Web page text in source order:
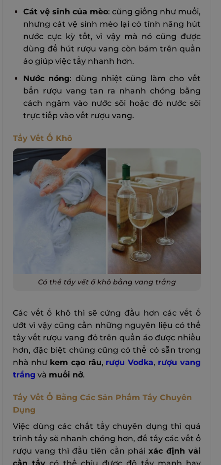
Cát vệ sinh của mèo: cũng giống như muối,
nhưng cát vệ sinh mèo lại có tính năng hút
nước cực kỳ tốt, vì vậy mà nó cũng được
dùng để hút rượu vang còn bám trên quần
áo giúp việc tẩy nhanh hơn.
Nước nóng: dùng nhiệt cũng làm cho vết
bẩn rượu vang tan ra nhanh chóng bằng
cách ngâm vào nước sôi hoặc đỏ nước sôi
trực tiếp vào vết rượu vang.
Tẩy Vết Ố Khô
Có thể tẩy vết ố khô bằng vang trắng
Các vết ố khô thì sẽ cứng đầu hơn các vết ố
ướt vì vậy cũng cần những nguyên liệu có thể
tẩy vết rượu vang đỏ trên quần áo được nhiều
hơn, đặc biệt chúng cũng có thể có sẵn trong
nhà như kem cạo râu, rượu Vodka, rượu vang
trắng và muối nở.
Tẩy Vết Ố Bằng Các Sản Phẩm Tẩy Chuyên
Dụng
Việc dùng các chất tẩy chuyên dụng thì quá
trình tẩy sẽ nhanh chóng hơn, để tẩy các vết ố
rượu vang thì đầu tiên cần phải xác định vải